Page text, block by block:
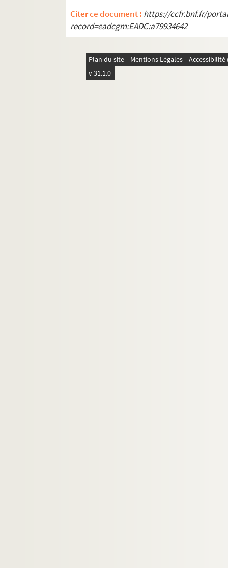
Citer ce document : https://ccfr.bnf.fr/
record=eadcgm:EADC:a79934642
Plan du site Mentions Légales
v 31.1.0